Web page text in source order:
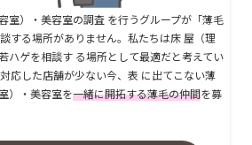
室）・美容室の調査 を行うグループが「薄毛
する場所がありません。私たちは床 屋（理
ハゲを相談す る場所として最適だと考えてい
応した店舗が少ない今、表 に出てこない薄
）・美容室を一緒に開拓する薄毛の仲間を募